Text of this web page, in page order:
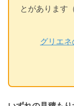
とがあります
グリエ